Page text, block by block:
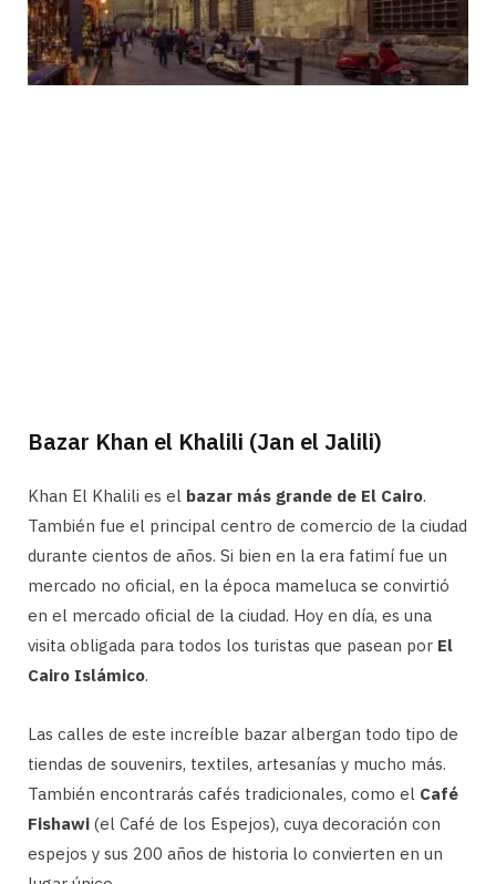
Bazar Khan el Khalili (Jan el Jalili)
Khan El Khalili es el bazar más grande de El Cairo.
También fue el principal centro de comercio de la ciudad
durante cientos de años. Si bien en la era fatimí fue un
mercado no oficial, en la época mameluca se convirtió
en el mercado oficial de la ciudad. Hoy en día, es una
visita obligada para todos los turistas que pasean por El
Cairo Islámico.
Las calles de este increíble bazar albergan todo tipo de
tiendas de souvenirs, textiles, artesanías y mucho más.
También encontrarás cafés tradicionales, como el Café
Fishawi (el Café de los Espejos), cuya decoración con
espejos y sus 200 años de historia lo convierten en un